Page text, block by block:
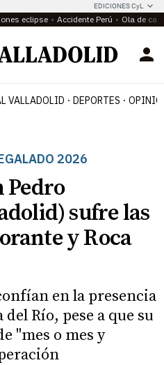
EDICIONES CyL
eclipse Accidente Perú Ola de
VALLADOLID DEPORTES
2026
Pedro
sufre las
y Roca
en la presencia
Río, pese a que su
"mes o mes y